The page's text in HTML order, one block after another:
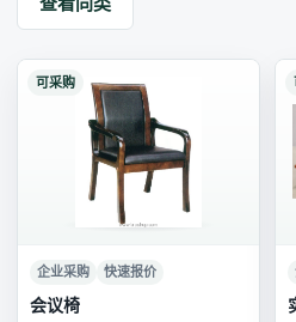
可采购
企业采购 快速报价
会议椅